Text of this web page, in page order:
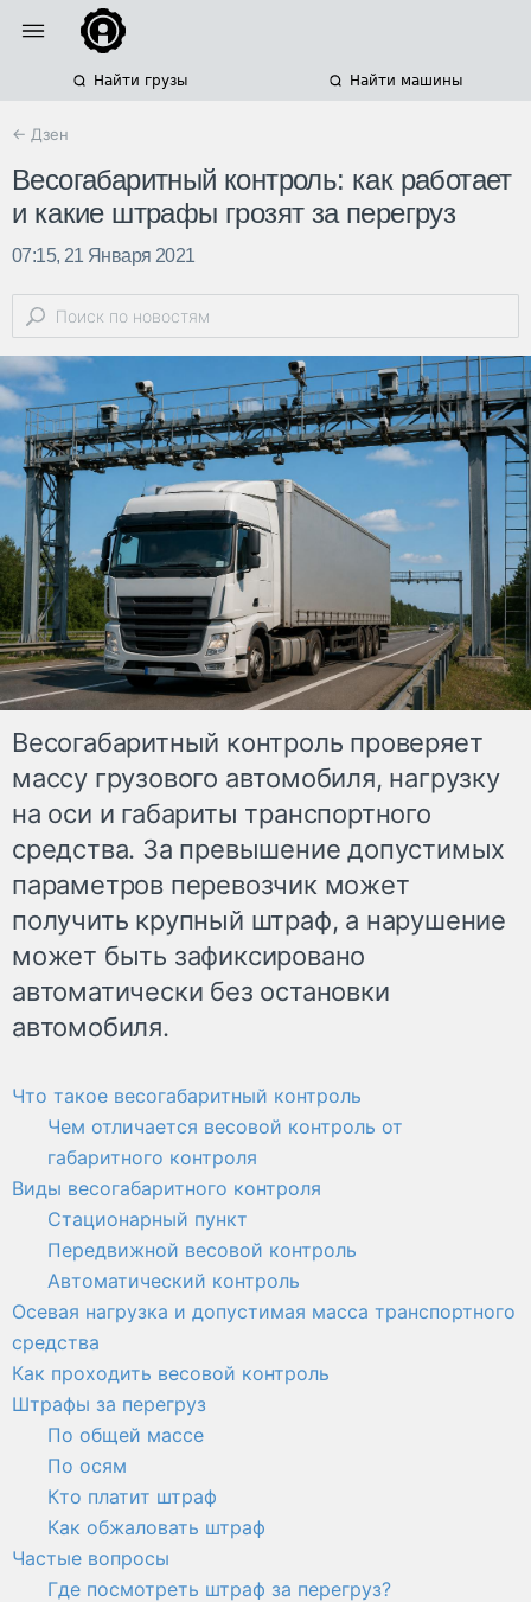
Найти грузы Найти машины
← Дзен
Весогабаритный контроль: как работает
и какие штрафы грозят за перегруз
07:15, 21 Января 2021
Весогабаритный контроль проверяет
массу грузового автомобиля, нагрузку
на оси и габариты транспортного
средства. За превышение допустимых
параметров перевозчик может
получить крупный штраф, а нарушение
может быть зафиксировано
автоматически без остановки
автомобиля.
Что такое весогабаритный контроль
Чем отличается весовой контроль от
габаритного контроля
Виды весогабаритного контроля
Стационарный пункт
Передвижной весовой контроль
Автоматический контроль
Осевая нагрузка и допустимая масса транспортного
средства
Как проходить весовой контроль
Штрафы за перегруз
По общей массе
По осям
Кто платит штраф
Как обжаловать штраф
Частые вопросы
Где посмотреть штраф за перегруз?